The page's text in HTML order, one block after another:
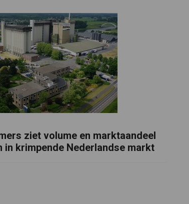
ziet volume en marktaandeel
in krimpende Nederlandse markt